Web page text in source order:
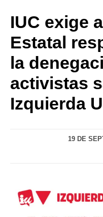
IUC exige
Estatal
la
activistas
Izquierda
19 DE